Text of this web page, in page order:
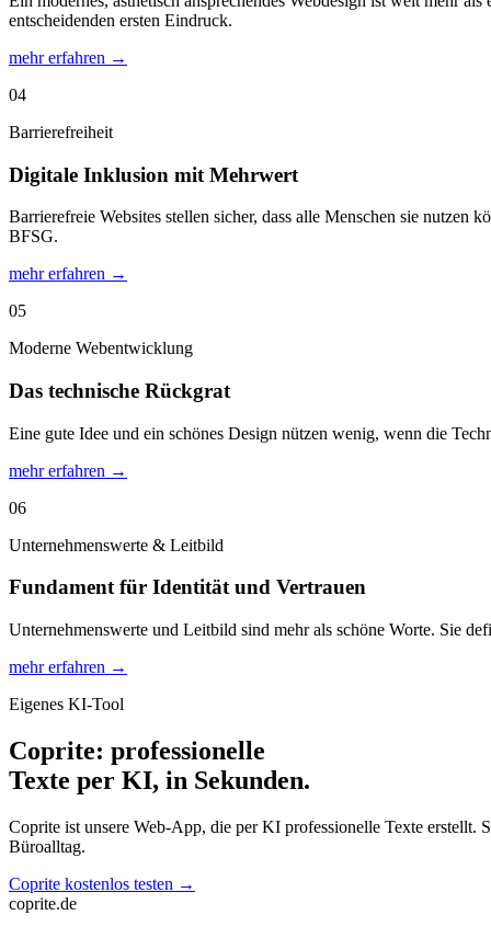
entscheidenden ersten Eindruck.
mehr erfahren →
04
Barrierefreiheit
Digitale Inklusion mit Mehrwert
Barrierefreie Websites stellen sicher, dass alle Menschen sie
BFSG.
mehr erfahren →
05
Moderne Webentwicklung
Das technische Rückgrat
Eine gute Idee und ein schönes Design nützen wenig, wenn die
mehr erfahren →
06
Unternehmenswerte & Leitbild
Fundament für Identität und Vertrauen
Unternehmenswerte und Leitbild sind mehr als schöne Worte. Sie
mehr erfahren →
Eigenes KI-Tool
Coprite: professionelle
Texte per KI, in Sekunden.
Coprite ist unsere Web-App, die per KI professionelle Texte erstellt.
Büroalltag.
Coprite kostenlos testen →
coprite.de